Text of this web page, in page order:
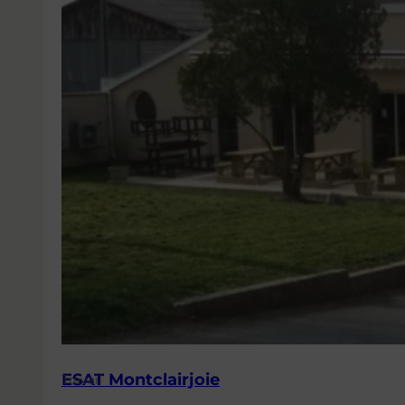
ESAT Montclairjoie
Travail